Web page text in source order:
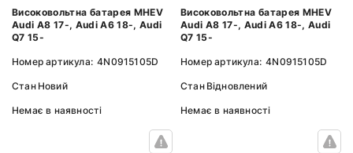
Високовольтна батарея MHEV
Audi A8 17-, Audi A6 18-, Audi
Q7 15-
Номер артикула: 4N0915105D
Стан Новий
Немає в наявності
Високовольтна батарея MHEV
Audi A8 17-, Audi A6 18-, Audi
Q7 15-
Номер артикула: 4N0915105D
Стан Відновлений
Немає в наявності